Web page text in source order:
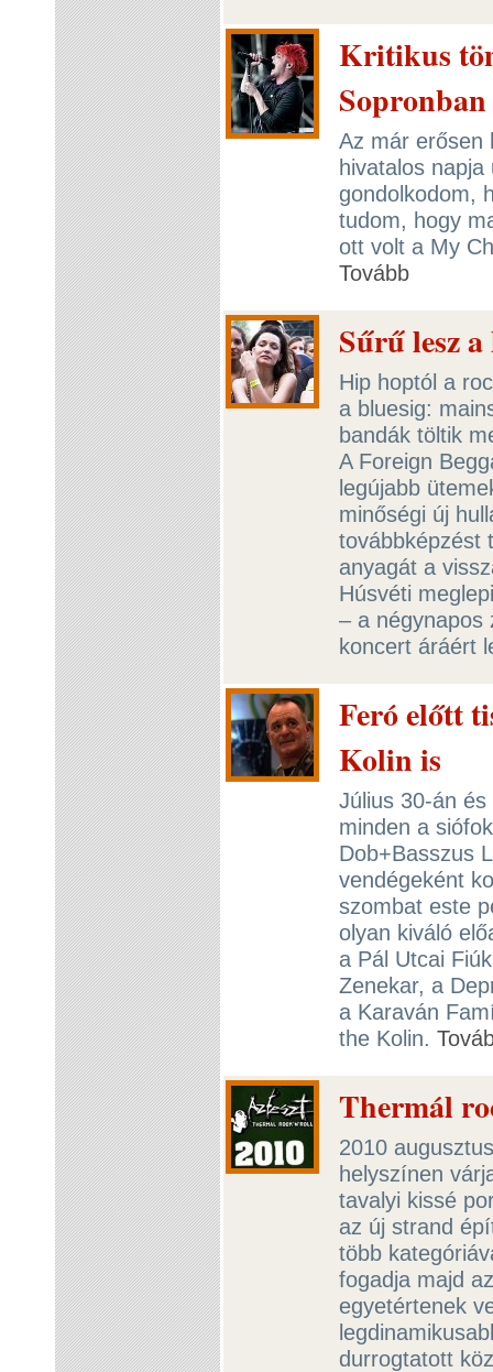
Kritikus
Sopronban
Az már erősen
hivatalos
gondolkodom,
tudom, hogy
ott volt a My
Tovább
Sűrű lesz
Hip hoptól a
a bluesig:
bandák töltik
A Foreign
legújabb
minőségi új
továbbképzést
anyagát a
Húsvéti
– a négynapos
koncert áráért
Feró előtt
Kolin is
Július 30-án
minden a
Dob+Basszus
vendégeként
szombat este
olyan kiváló
a Pál Utcai
Zenekar, a
a Karaván
the Kolin.
Thermál
2010
helyszínen
tavalyi kissé
az új strand
több
fogadja majd
egyetértenek
durrogtatott